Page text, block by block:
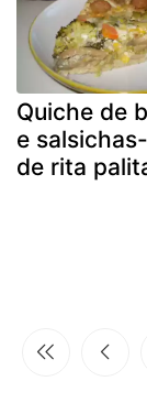
Quiche de
e
de rita